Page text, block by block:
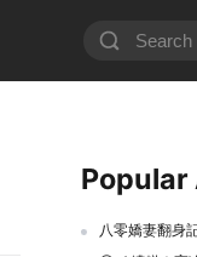
八零嬌妻翻身